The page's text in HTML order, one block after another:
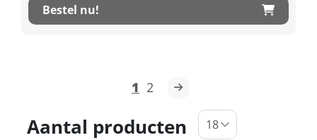
Bestel nu!
1 2
Aantal producten